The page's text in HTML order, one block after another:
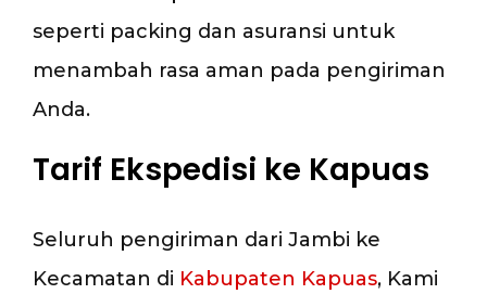
seperti packing dan asuransi untuk
menambah rasa aman pada pengiriman
Anda.
Tarif Ekspedisi ke Kapuas
Seluruh pengiriman dari Jambi ke
Kecamatan di Kabupaten Kapuas, Kami